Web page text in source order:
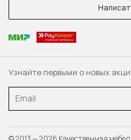
Узнайте первыми о новых
Email